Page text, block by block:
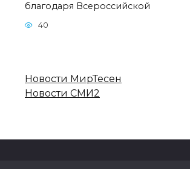
благодаря Всероссийской
40
Новости МирТесен
Новости СМИ2